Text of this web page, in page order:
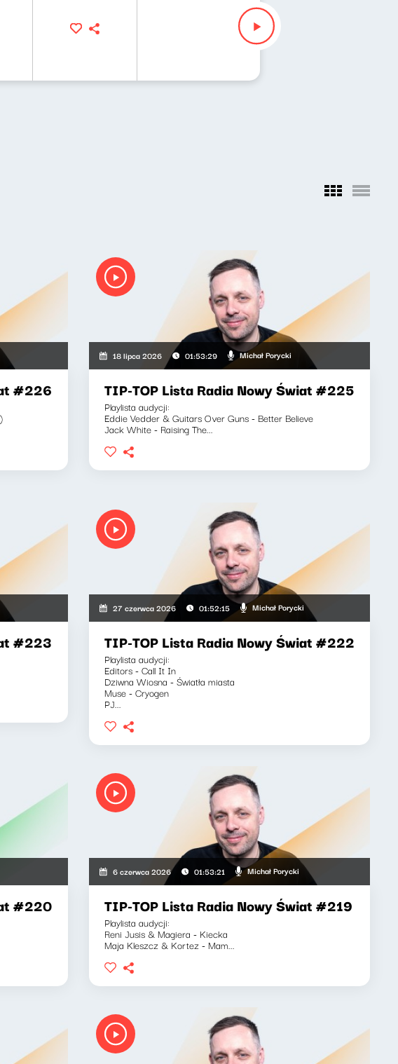
#226
18 lipca 2026 01:53:29 Michał Porycki
TIP-TOP Lista Radia Nowy Świat #225
Playlista audycji:
Eddie Vedder & Guitars Over Guns - Better Believe
Jack White - Raising The...
#223
27 czerwca 2026 01:52:15 Michał Porycki
TIP-TOP Lista Radia Nowy Świat #222
Playlista audycji:
Editors - Call It In
Dziwna Wiosna - Światła miasta
Muse - Cryogen
PJ...
#220
6 czerwca 2026 01:53:21 Michał Porycki
TIP-TOP Lista Radia Nowy Świat #219
Playlista audycji:
Reni Jusis & Magiera - Kiecka
Maja Kleszcz & Kortez - Mam...